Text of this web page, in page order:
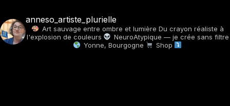
anneso_artiste_plurielle
Art sauvage entre ombre et lumière Du crayon réaliste à
l'explosion de couleurs
NeuroAtypique — je crée sans filtre
Yonne, Bourgogne
Shop